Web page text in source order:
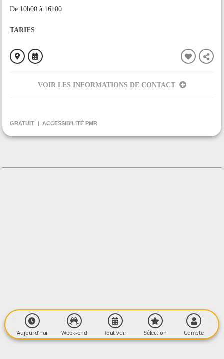
De 10h00 à 16h00
TARIFS
VOIR LES INFORMATIONS DE CONTACT
GRATUIT ACCESSIBILITÉ PMR
Aujourd’hui Week-end Tout voir Sélection Compte